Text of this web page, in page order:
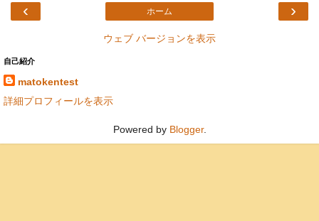
‹ ›
ホーム
ウェブ バージョンを表示
自己紹介
matokentest
詳細プロフィールを表示
Powered by Blogger.